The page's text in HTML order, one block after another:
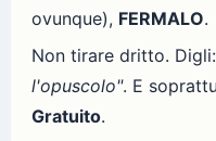
ovunque), FERMALO.
Non tirare dritto. Digli:
l'opuscolo". E
Gratuito.